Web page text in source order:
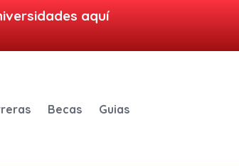
aquí
Becas Guias